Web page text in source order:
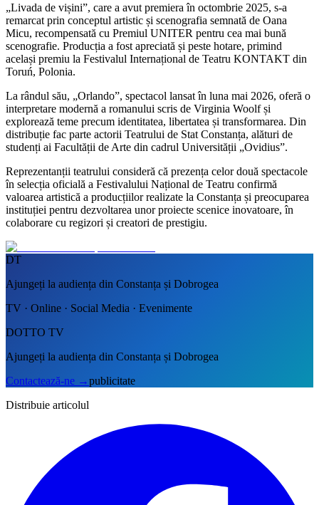
„Livada de vișini”, care a avut premiera în octombrie 2025, s-a
remarcat prin conceptul artistic și scenografia semnată de Oana
Micu, recompensată cu Premiul UNITER pentru cea mai bună
scenografie. Producția a fost apreciată și peste hotare, primind
același premiu la Festivalul Internațional de Teatru KONTAKT din
Toruń, Polonia.
La rândul său, „Orlando”, spectacol lansat în luna mai 2026, oferă o
interpretare modernă a romanului scris de Virginia Woolf și
explorează teme precum identitatea, libertatea și transformarea. Din
distribuție fac parte actorii Teatrului de Stat Constanța, alături de
studenți ai Facultății de Arte din cadrul Universității „Ovidius”.
Reprezentanții teatrului consideră că prezența celor două spectacole
în selecția oficială a Festivalului Național de Teatru confirmă
valoarea artistică a producțiilor realizate la Constanța și preocuparea
instituției pentru dezvoltarea unor proiecte scenice inovatoare, în
colaborare cu regizori și creatori de prestigiu.
DT
Ajungeți la audiența din Constanța și Dobrogea
TV · Online · Social Media · Evenimente
DOTTO TV
Ajungeți la audiența din Constanța și Dobrogea
Contactează-ne →publicitate
Distribuie articolul